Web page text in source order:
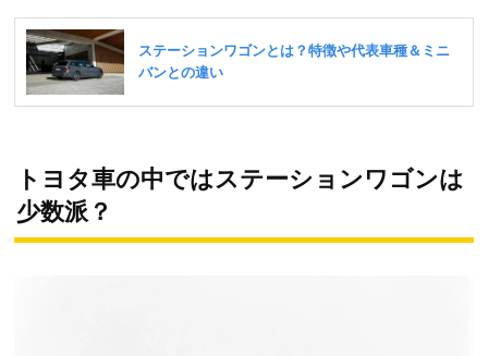
トヨタ車の中ではステーションワゴンは
少数派？